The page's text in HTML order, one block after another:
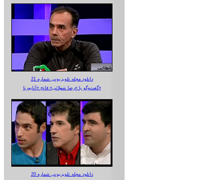
دانلود مجله تلویزیونی شماره 21
گفت‌وگو با «رضا شهلائی» فاتح «آناپورنا»
دانلود مجله تلویزیونی شماره 20